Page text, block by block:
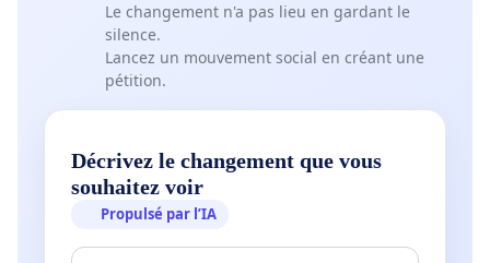
Le changement n'a pas lieu en gardant le
silence.
Lancez un mouvement social en créant une
pétition.
Décrivez le changement que vous
souhaitez voir
Propulsé par l’IA